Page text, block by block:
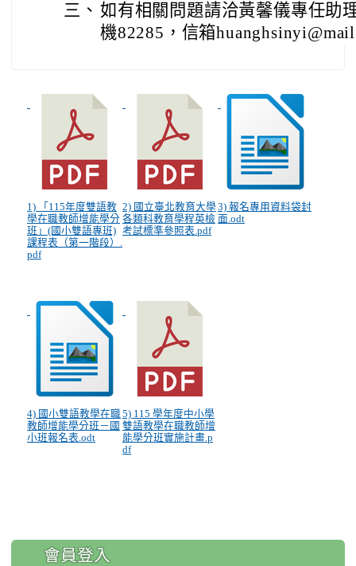
三、 如有相關問題請洽黃馨儀專任助
機82285，信箱
1) 「115年度雙語教
學在職教師增能學分
班」(國小雙語專班)
課程表（第一階段）.
pdf
2) 國立臺北教育大學
各類科教育學程英檢
考試標準參照表.pdf
3) 報名專用資料袋封
面.odt
4) 國小雙語教學在職
教師增能學分班－國
小班報名表.odt
5) 115 學年度中小學
雙語教學在職教師增
能學分班實施計畫.p
df
:::
會員登入